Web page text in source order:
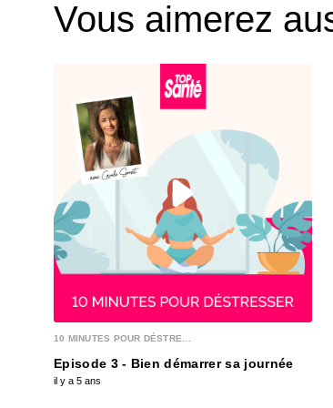
Vous aimerez
10 MINUTES POUR DÉSTRE...
Episode 3 - Bien démarrer sa journée
il y a 5 ans